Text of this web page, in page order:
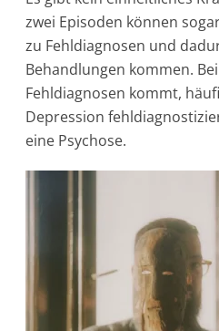
zwei Episoden können
zu Fehldiagnosen und
Behandlungen kommen.
Fehldiagnosen kommt,
Depression
eine Psychose.